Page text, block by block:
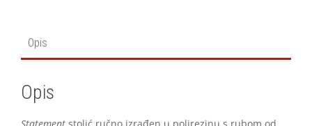
Opis
Opis
Statement stolić ručno izrađen u polirezinu s rubom od